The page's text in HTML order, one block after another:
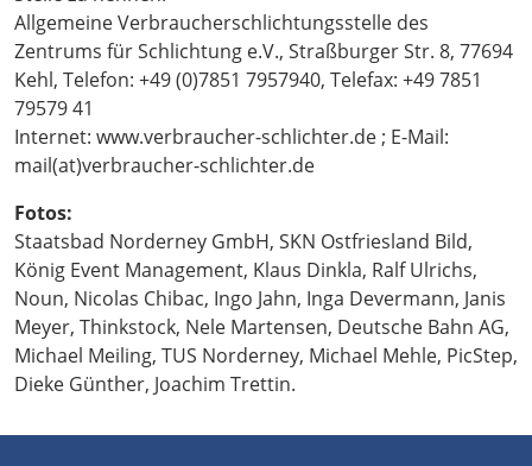
Allgemeine Verbraucherschlichtungsstelle des
Zentrums für Schlichtung e.V., Straßburger Str. 8, 77694
Kehl, Telefon: +49 (0)7851 7957940, Telefax: +49 7851
79579 41
Internet: www.verbraucher-schlichter.de ; E-Mail:
mail(at)verbraucher-schlichter.de
Fotos:
Staatsbad Norderney GmbH, SKN Ostfriesland Bild,
König Event Management, Klaus Dinkla, Ralf Ulrichs,
Noun, Nicolas Chibac, Ingo Jahn, Inga Devermann, Janis
Meyer, Thinkstock, Nele Martensen, Deutsche Bahn AG,
Michael Meiling, TUS Norderney, Michael Mehle, PicStep,
Dieke Günther, Joachim Trettin.